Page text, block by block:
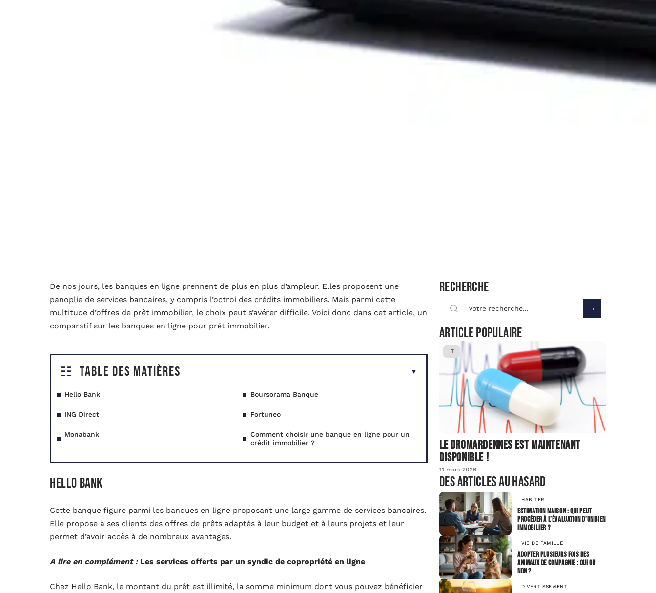
De nos jours, les banques en ligne prennent de plus en plus d’ampleur. Elles proposent une
panoplie de services bancaires, y compris l’octroi des crédits immobiliers. Mais parmi cette
multitude d’offres de prêt immobilier, le choix peut s’avérer difficile. Voici donc dans cet article, un
comparatif sur les banques en ligne pour prêt immobilier.
Table des matières
Hello Bank Boursorama Banque
ING Direct Fortuneo
Monabank
Comment choisir une banque en ligne pour un
crédit immobilier ?
Hello Bank
Cette banque figure parmi les banques en ligne proposant une large gamme de services bancaires.
Elle propose à ses clients des offres de prêts adaptés à leur budget et à leurs projets et leur
permet d’avoir accès à de nombreux avantages.
A lire en complément : Les services offerts par un syndic de copropriété en ligne
Chez Hello Bank, le montant du prêt est illimité, la somme minimum dont vous pouvez bénéficier
Recherche
Article populaire
IT
Le dromardennes est maintenant
disponible !
11 mars 2026
Des articles au hasard
HABITER
Estimation maison : qui peut
procéder à l’évaluation d’un bien
immobilier ?
VIE DE FAMILLE
Adopter plusieurs fois des
animaux de compagnie : oui ou
non ?
DIVERTISSEMENT